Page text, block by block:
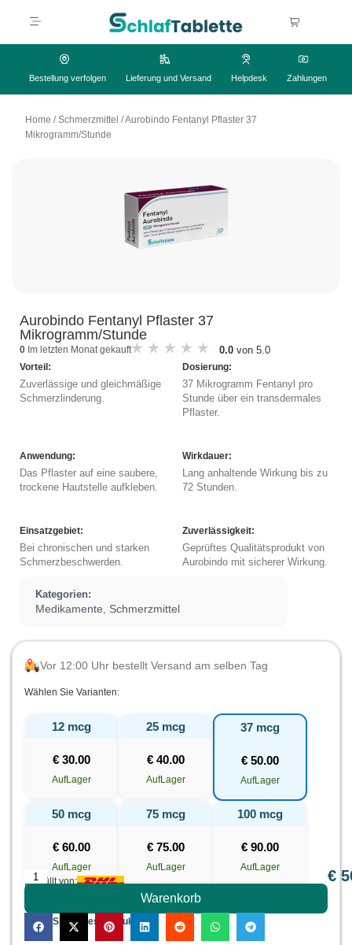
Bestellung verfolgen Lieferung und Versand Helpdesk Zahlungen
Home /Schmerzmittel /Aurobindo Fentanyl Pflaster 37
Mikrogramm/Stunde
Aurobindo Fentanyl Pflaster 37
Mikrogramm/Stunde
0 Im letzten Monat gekauft 0.0 von 5.0
Vorteil:
Zuverlässige und gleichmäßige
Schmerzlinderung.
Dosierung:
37 Mikrogramm Fentanyl pro
Stunde über ein transdermales
Pflaster.
Anwendung:
Das Pflaster auf eine saubere,
trockene Hautstelle aufkleben.
Wirkdauer:
Lang anhaltende Wirkung bis zu
72 Stunden.
Einsatzgebiet:
Bei chronischen und starken
Schmerzbeschwerden.
Zuverlässigkeit:
Geprüftes Qualitätsprodukt von
Aurobindo mit sicherer Wirkung.
Kategorien:
Medikamente, Schmerzmittel
Vor 12:00 Uhr bestellt Versand am selben Tag
Wählen Sie Varianten:
12 mcg
€ 30.00
AufLager
25 mcg
€ 40.00
AufLager
37 mcg
€ 50.00
AufLager
50 mcg
€ 60.00
AufLager
75 mcg
€ 75.00
AufLager
100 mcg
€ 90.00
AufLager
PREIS
€
Erfüllt von:
Warenkorb
Teilen Sie dieses Produkt: